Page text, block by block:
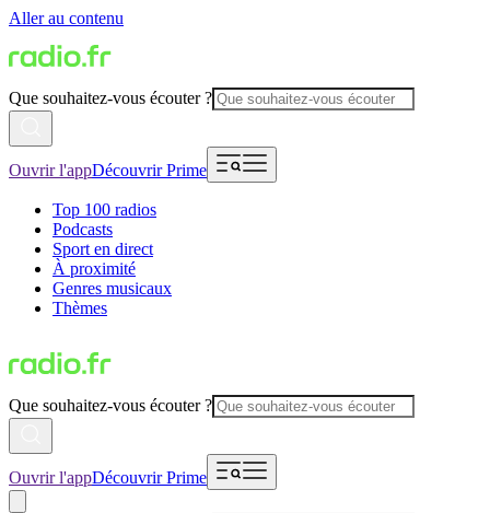
Aller au contenu
Que souhaitez-vous écouter ?
Ouvrir l'appDécouvrir Prime
Top 100 radios
Podcasts
Sport en direct
À proximité
Genres musicaux
Thèmes
Que souhaitez-vous écouter ?
Ouvrir l'appDécouvrir Prime